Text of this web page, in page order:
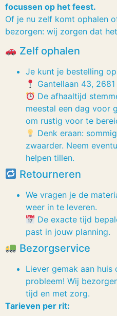
focussen op het feest.
Of je nu zelf komt ophalen
bezorgen: wij zorgen dat
Zelf ophalen
Je kunt je bestelling
Gantellaan 43,
De afhaaltijd
meestal een dag voor
om rustig voor te
Denk eraan:
zwaarder. Neem
helpen tillen.
Retourneren
We vragen je de
weer in te leveren.
De exacte tijd
past in jouw planning.
Bezorgservice
Liever gemak aan
probleem! Wij
tijd en met zorg.
Tarieven per rit: